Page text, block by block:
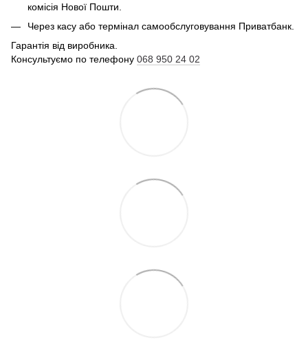
комісія Нової Пошти.
Через касу або термінал самообслуговування Приватбанк.
Гарантія від виробника.
Консультуємо по телефону 068 950 24 02